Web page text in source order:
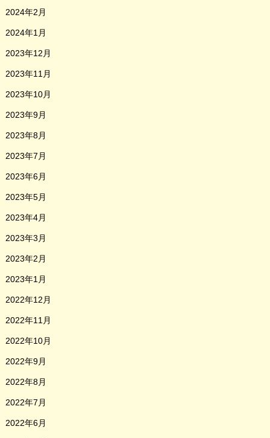
2024年2月
2024年1月
2023年12月
2023年11月
2023年10月
2023年9月
2023年8月
2023年7月
2023年6月
2023年5月
2023年4月
2023年3月
2023年2月
2023年1月
2022年12月
2022年11月
2022年10月
2022年9月
2022年8月
2022年7月
2022年6月